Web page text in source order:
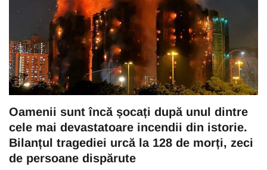
Oamenii sunt încă șocați după unul dintre
cele mai devastatoare incendii din istorie.
Bilanțul tragediei urcă la 128 de morți, zeci
de persoane dispărute